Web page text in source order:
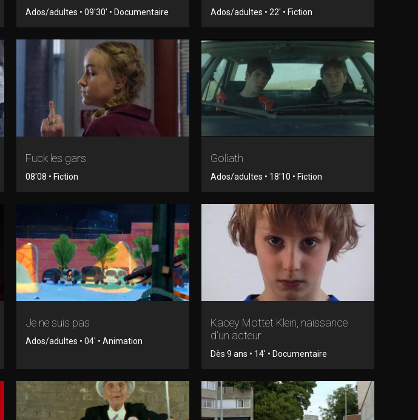
Ados/adultes • 09'30' • Documentaire Ados/adultes • 22' • Fiction
Fuck les gars
08'08 • Fiction
Goliath
Ados/adultes • 18'10 • Fiction
Je ne suis pas
Ados/adultes • 04' • Animation
Kacey Mottet Klein, naissance
d'un acteur
Dès 9 ans • 14' • Documentaire